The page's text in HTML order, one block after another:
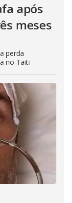
após
meses
perda
no Taiti